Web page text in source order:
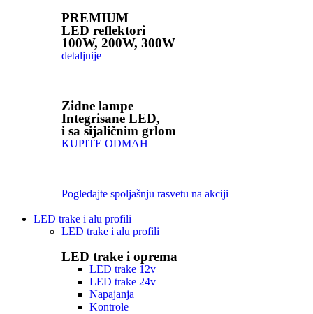
PREMIUM
LED reflektori
100W, 200W, 300W
detaljnije
Zidne lampe
Integrisane LED,
i sa sijaličnim grlom
KUPITE ODMAH
Pogledajte spoljašnju rasvetu na akciji
LED trake i alu profili
LED trake i alu profili
LED trake i oprema
LED trake 12v
LED trake 24v
Napajanja
Kontrole